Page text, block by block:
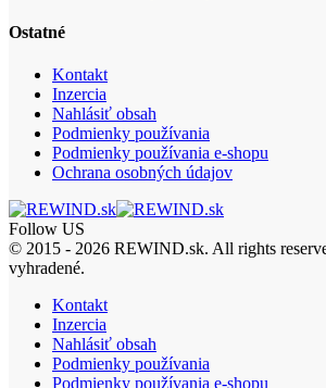
Ostatné
Kontakt
Inzercia
Nahlásiť obsah
Podmienky používania
Podmienky používania e-shopu
Ochrana osobných údajov
Follow US
© 2015 - 2026 REWIND.sk. All rights
vyhradené.
Kontakt
Inzercia
Nahlásiť obsah
Podmienky používania
Podmienky používania e-shopu